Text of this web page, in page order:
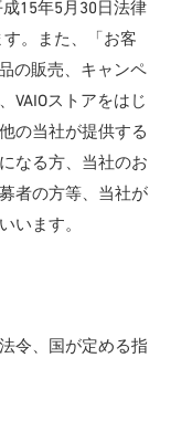
15年5月30日法律
。また、「お客
の販売、キャンペ
VAIOストアをはじ
の当社が提供する
なる方、当社のお
者の方等、当社が
います。
令、国が定める指